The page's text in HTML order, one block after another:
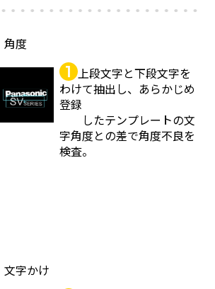
度
上段文字と下段文字を
わけて抽出し、あらかじめ
登録
したテンプレートの文
字角度との差で角度不良を
検査。
字かけ